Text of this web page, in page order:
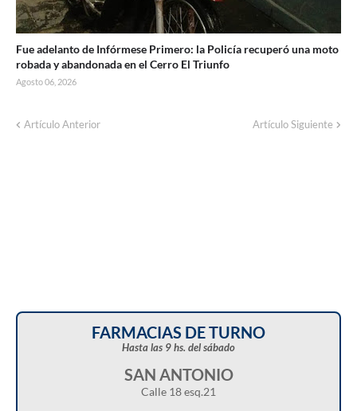
Fue adelanto de Infórmese Primero: la Policía recuperó una moto
robada y abandonada en el Cerro El Triunfo
Agosto 06, 2026
Artículo Anterior Artículo Siguiente
FARMACIAS DE TURNO
Hasta las 9 hs. del sábado
SAN ANTONIO
Calle 18 esq.21